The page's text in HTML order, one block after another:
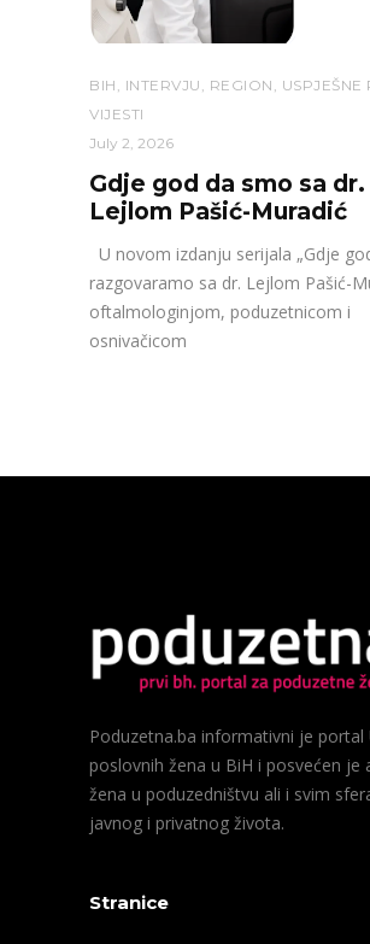
BIH , INTERVJU , REGION , USPJEŠNE
VIJESTI
July 2, 2026
Gdje god da smo sa dr.
Lejlom Pašić-Muradić
U novom izdanju serijala „Gdje
razgovaramo sa dr. Lejlom Pašić-
oftalmologinjom, poduzetnicom i
osnivačicom
Poduzetna.ba informativni je portal
poslovnih žena u BiH i posvećen je
žena u poduzedništvu ali i svim
javnog i privatnog života.
Stranice